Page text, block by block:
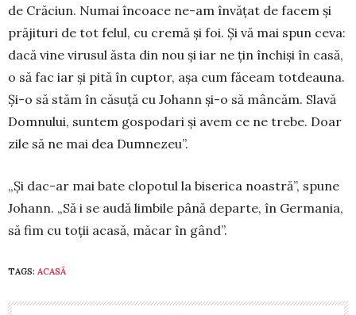
de Crăciun. Numai încoace ne-am învățat de facem și
prăjituri de tot felul, cu cremă și foi. Și vă mai spun ceva:
dacă vine virusul ăsta din nou și iar ne țin închiși în casă,
o să fac iar și pită în cuptor, așa cum făceam tot­dea­una.
Și-o să stăm în căsuță cu Johann și-o să mân­căm. Slavă
Dom­nului, suntem gos­podari și avem ce ne trebe. Doar
zile să ne mai dea Dumnezeu”.
„Și dac-ar mai bate clopotul la biserica noas­tră”, spune
Jo­hann. „Să i se au­dă limbile până departe, în Ger­mania,
să fim cu toții acasă, mă­car în gând”.
TAGS: ACASĂ